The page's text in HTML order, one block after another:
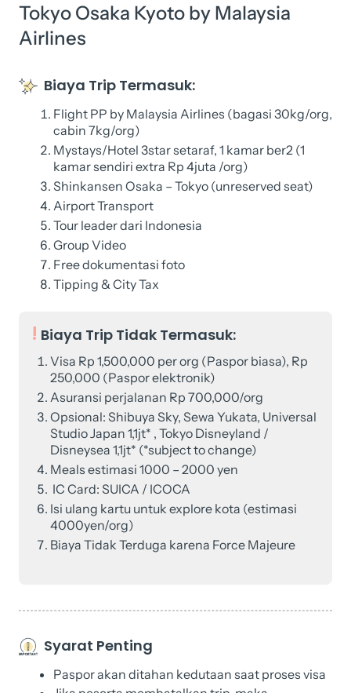
Tokyo Osaka Kyoto by Malaysia
Airlines
Biaya Trip Termasuk:
Flight PP by Malaysia Airlines (bagasi 30kg/org,
cabin 7kg/org)
Mystays/Hotel 3star setaraf, 1 kamar ber2 (1
kamar sendiri extra Rp 4juta /org)
Shinkansen Osaka – Tokyo (unreserved seat)
Airport Transport
Tour leader dari Indonesia
Group Video
Free dokumentasi foto
Tipping & City Tax
Biaya Trip Tidak Termasuk:
Visa Rp 1,500,000 per org (Paspor biasa), Rp
250,000 (Paspor elektronik)
Asuransi perjalanan Rp 700,000/org
Opsional: Shibuya Sky, Sewa Yukata, Universal
Studio Japan 1,1jt* , Tokyo Disneyland /
Disneysea 1,1jt* (*subject to change)
Meals estimasi 1000 – 2000 yen
IC Card: SUICA / ICOCA
Isi ulang kartu untuk explore kota (estimasi
4000yen/org)
Biaya Tidak Terduga karena Force Majeure
Syarat Penting
Paspor akan ditahan kedutaan saat proses visa